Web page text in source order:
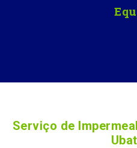
Serviço de